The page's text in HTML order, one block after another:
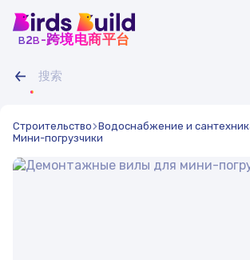
b2b-跨境电商平台
Строительство Водоснабжение и
Мини-погрузчики